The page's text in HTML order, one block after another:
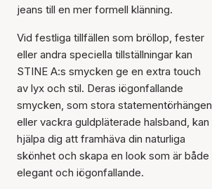
jeans till en mer formell klänning.
Vid festliga tillfällen som bröllop, fester
eller andra speciella tillställningar kan
STINE A:s smycken ge en extra touch
av lyx och stil. Deras iögonfallande
smycken, som stora statementörhängen
eller vackra guldpläterade halsband, kan
hjälpa dig att framhäva din naturliga
skönhet och skapa en look som är både
elegant och iögonfallande.